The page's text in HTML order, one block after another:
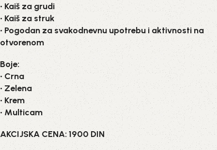
• Kaiš za grudi
• Kaiš za struk
• Pogodan za svakodnevnu upotrebu i aktivnosti na
otvorenom
Boje:
• Crna
• Zelena
• Krem
• Multicam
AKCIJSKA CENA: 1900 DIN